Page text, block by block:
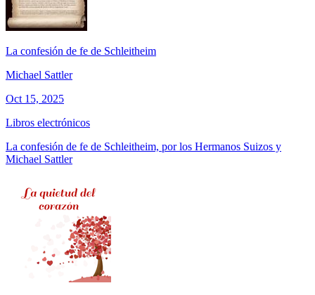
La confesión de fe de Schleitheim
Michael Sattler
Oct 15, 2025
Libros electrónicos
La confesión de fe de Schleitheim, por los Hermanos Suizos y
Michael Sattler